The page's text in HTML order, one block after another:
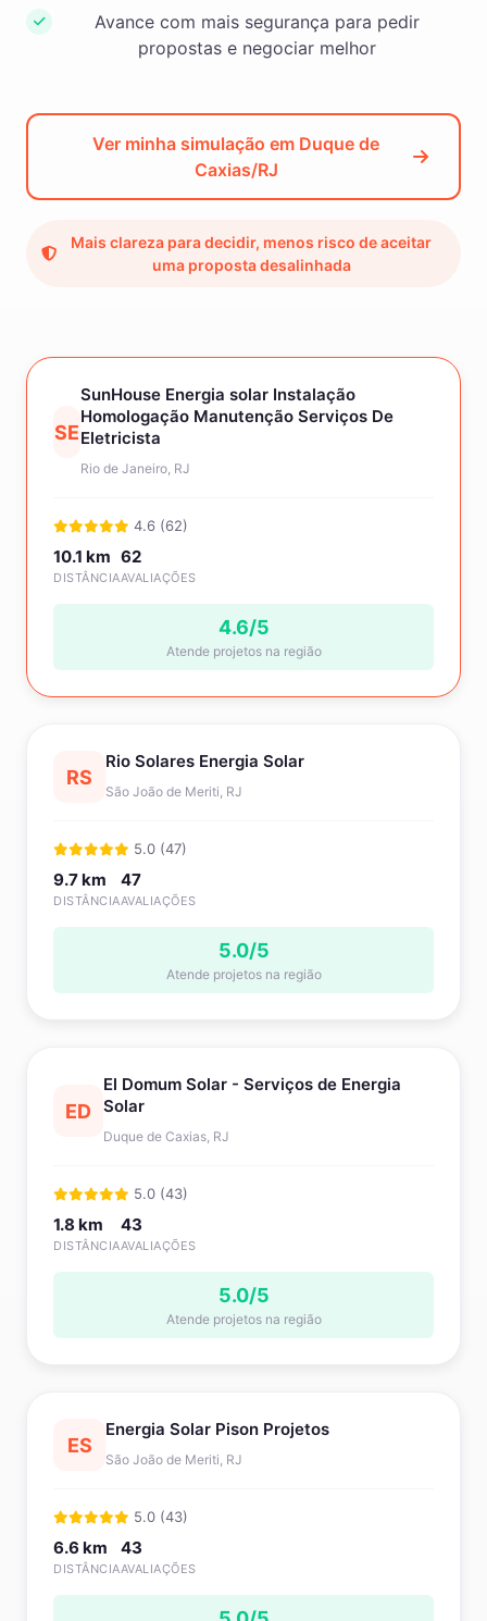
SE
SunHouse Energia solar Instalação
Homologação Manutenção Serviços De
Eletricista
Rio de Janeiro, RJ
4.6 (62)
10.1 km
DISTÂNCIA
62
AVALIAÇÕES
4.6/5
Atende projetos na região
RS
Rio Solares Energia Solar
São João de Meriti, RJ
5.0 (47)
9.7 km
DISTÂNCIA
47
AVALIAÇÕES
5.0/5
Atende projetos na região
ED
El Domum Solar - Serviços de Energia
Solar
Duque de Caxias, RJ
5.0 (43)
1.8 km
DISTÂNCIA
43
AVALIAÇÕES
5.0/5
Atende projetos na região
ES
Energia Solar Pison Projetos
São João de Meriti, RJ
5.0 (43)
6.6 km
DISTÂNCIA
43
AVALIAÇÕES
Avance com mais segurança para pedir
propostas e negociar melhor
Ver minha simulação em Duque de
Caxias/RJ
Mais clareza para decidir, menos risco de aceitar
uma proposta desalinhada